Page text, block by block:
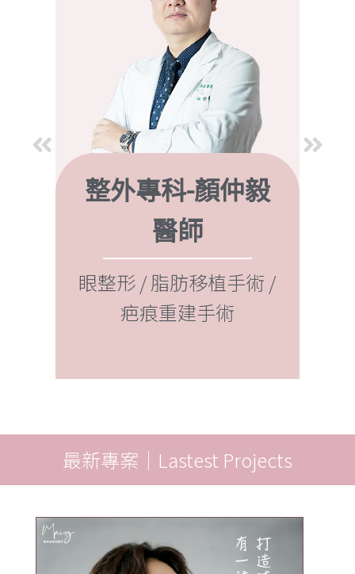
唐文瑞 醫師
雷射光療 / 自體脂肪抽脂
補臉 / 豐全臉 / 隆乳 / 豐
胸
最新專案｜Lastest Projects